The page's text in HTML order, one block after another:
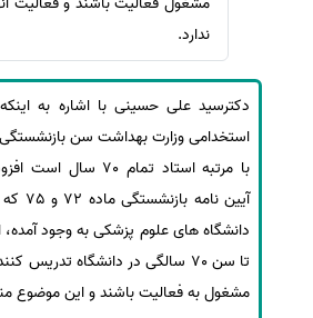
سفارش گویندگی
سفارش تولید محتوا
سفارش ترجمه همزمان
سفارش چکیده گرافیکی
سفارش تهیه کاورلتر
سفارش انگیزه‌نامه‌SOP
ندارد.
دکترسید علی حسینی با اشاره به
استخدامی وزارت بهداشت سن
با مرتبه استاد تمام 70
آیین
دانشگاه های علوم پزشکی به وجود آمده،
تا سن 70 سالگی در دانشگاه تدریس
مشغول به فعالیت باشند و این موضوع